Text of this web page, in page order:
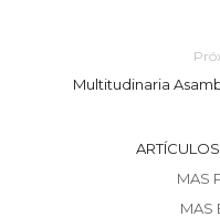
Multitudinaria
MAS
MAS